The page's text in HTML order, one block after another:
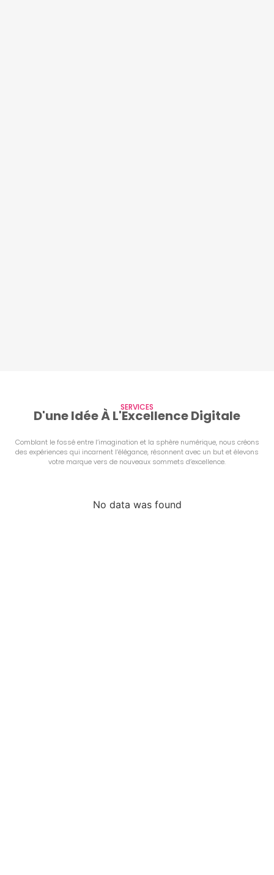
SERVICES
D'une Idée À L'Excellence Digitale
Comblant le fossé entre l’imagination et la sphère numérique, nous créons
des expériences qui incarnent l’élégance, résonnent avec un but et élevons
votre marque vers de nouveaux sommets d’excellence.
No data was found